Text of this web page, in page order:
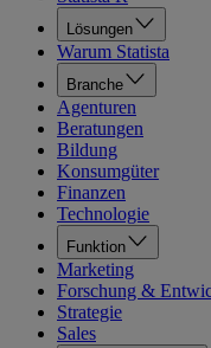
Lösungen
Warum Statista
Branche
Agenturen
Beratungen
Bildung
Konsumgüter
Finanzen
Technologie
Funktion
Marketing
Forschung &
Strategie
Sales